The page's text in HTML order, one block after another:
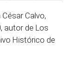
Calvo,
autor de Los
Histórico de